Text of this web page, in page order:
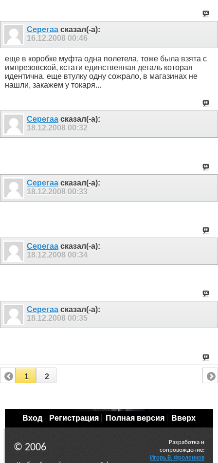
Серегаа сказал(-а):
16.12.2008 00:46
еще в коробке муфта одна полетела, тоже была взята с
импрезовской, кстати единственная деталь которая
идентична. еще втулку одну сожрало, в магазинах не
нашли, закажем у токаря...
Серегаа сказал(-а):
18.12.2008 00:32
Серегаа сказал(-а):
18.12.2008 00:33
Серегаа сказал(-а):
18.12.2008 00:34
Серегаа сказал(-а):
18.12.2008 00:35
1 2
Вход Регистрация Полная версия Вверх
© 2006
Разработка и
сопровождение:
Игорь В. Фроленков